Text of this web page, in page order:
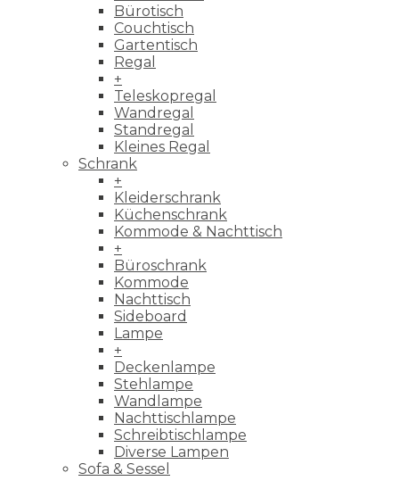
Bürotisch
Couchtisch
Gartentisch
Regal
+
Teleskopregal
Wandregal
Standregal
Kleines Regal
Schrank
+
Kleiderschrank
Küchenschrank
Kommode & Nachttisch
+
Büroschrank
Kommode
Nachttisch
Sideboard
Lampe
+
Deckenlampe
Stehlampe
Wandlampe
Nachttischlampe
Schreibtischlampe
Diverse Lampen
Sofa & Sessel